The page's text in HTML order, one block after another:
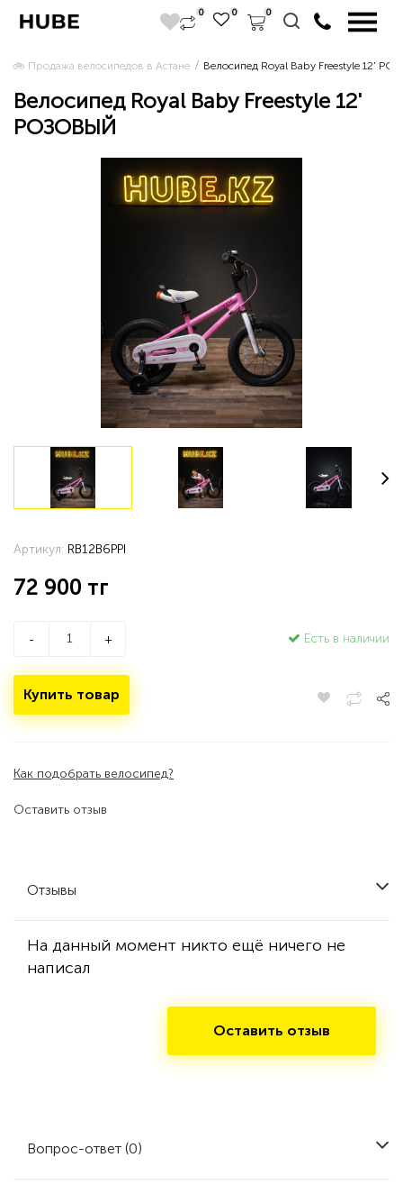
0 0 0
🚲 Продажа велосипедов в Астане Велосипед Royal Baby Freestyle 12'
Велосипед Royal Baby Freestyle 12'
РОЗОВЫЙ
Оставить отзыв
Артикул: RB12B6PPI
72 900 тг
- + Есть в наличии
Купить товар
Как подобрать велосипед?
Отзывы
На данный момент никто ещё ничего не
написал
Оставить отзыв
Вопрос-ответ (0)